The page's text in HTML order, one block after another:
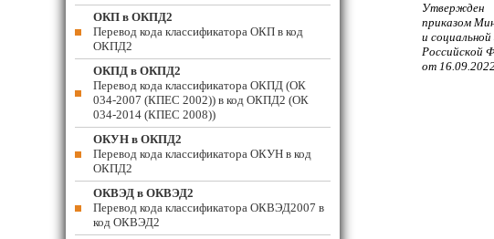
Утвержден
приказом
и
Российской
от
ОКП в ОКПД2
Перевод кода классификатора ОКП в код
ОКПД2
ОКПД в ОКПД2
Перевод кода классификатора ОКПД (ОК
034-2007 (КПЕС 2002)) в код ОКПД2 (ОК
034-2014 (КПЕС 2008))
ОКУН в ОКПД2
Перевод кода классификатора ОКУН в код
ОКПД2
ОКВЭД в ОКВЭД2
Перевод кода классификатора ОКВЭД2007 в
код ОКВЭД2